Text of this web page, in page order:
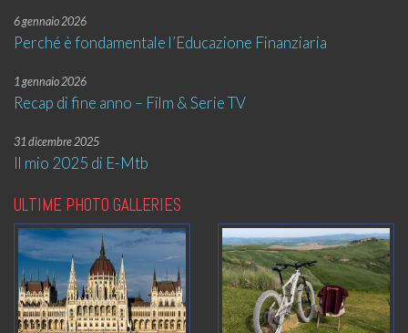
6 gennaio 2026
Perché è fondamentale l’Educazione Finanziaria
1 gennaio 2026
Recap di fine anno – Film & Serie TV
31 dicembre 2025
Il mio 2025 di E-Mtb
ULTIME PHOTO GALLERIES